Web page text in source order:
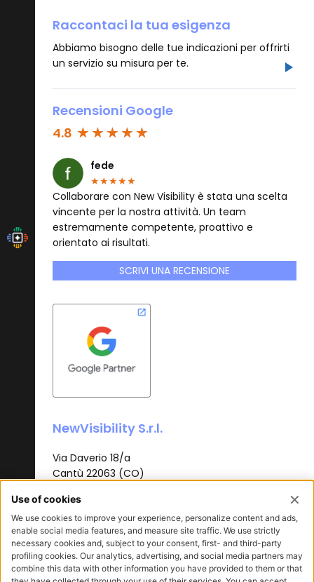
Raccontaci la tua esigenza
Abbiamo bisogno delle tue indicazioni per offrirti
un servizio su misura per te.
Recensioni Google
4.8
fede
★★★★★
Collaborare con New Visibility è stata una scelta
vincente per la nostra attività. Un team
estremamente competente, proattivo e
orientato ai risultati.
SCRIVI UNA RECENSIONE
NewVisibility S.r.l.
Via Daverio 18/a
Cantù 22063 (CO)
info@newvisibility.it
P.I. 03437420130
Reg.Imp Como | REA n.314730
Cap.soc. €12.000 i.v